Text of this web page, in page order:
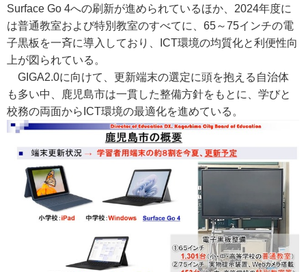
Surface Go 4への刷新が進められているほか、2024年度に
は普通教室および特別教室のすべてに、65～75インチの電
子黒板を一斉に導入しており、ICT環境の均質化と利便性向
上が図られている。
GIGA2.0に向けて、更新端末の選定に頭を抱える自治体
も多い中、鹿児島市は一貫した整備方針をもとに、学びと
校務の両面からICT環境の最適化を進めている。